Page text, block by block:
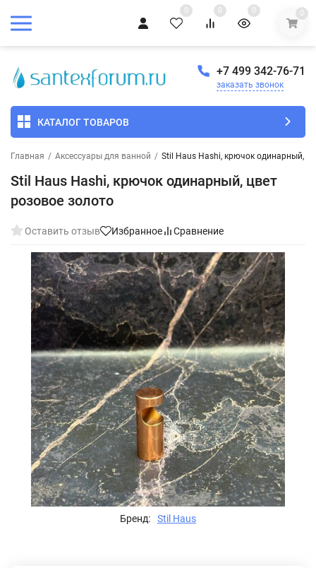
0 0 0 0
+7 499 342-76-71
заказать звонок
КАТАЛОГ ТОВАРОВ
Главная / Аксессуары для ванной / Stil Haus Hashi, крючок одинарный,
Stil Haus Hashi, крючок одинарный, цвет
розовое золото
Оставить отзыв Избранное Сравнение
Бренд: Stil Haus